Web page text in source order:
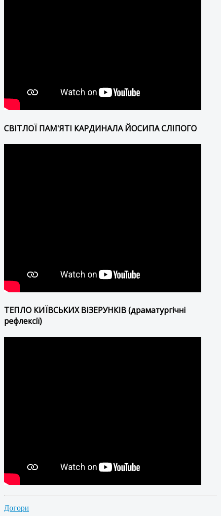
СВІТЛОЇ ПАМ'ЯТІ КАРДИНАЛА ЙОСИПА СЛІПОГО
ТЕПЛО КИЇВСЬКИХ ВІЗЕРУНКІВ (драматургічні
рефлексії)
Догори